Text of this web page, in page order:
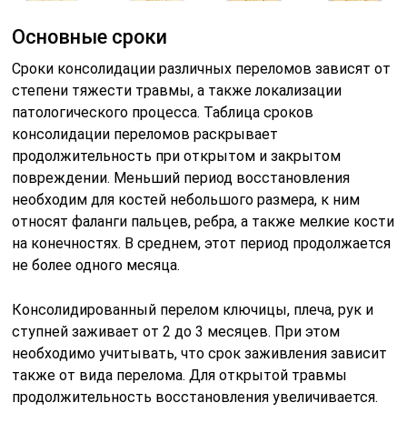
Основные сроки
Сроки консолидации различных переломов зависят от
степени тяжести травмы, а также локализации
патологического процесса. Таблица сроков
консолидации переломов раскрывает
продолжительность при открытом и закрытом
повреждении. Меньший период восстановления
необходим для костей небольшого размера, к ним
относят фаланги пальцев, ребра, а также мелкие кости
на конечностях. В среднем, этот период продолжается
не более одного месяца.
Консолидированный перелом ключицы, плеча, рук и
ступней заживает от 2 до 3 месяцев. При этом
необходимо учитывать, что срок заживления зависит
также от вида перелома. Для открытой травмы
продолжительность восстановления увеличивается.